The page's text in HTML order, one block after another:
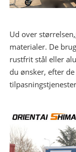
Ud over størrelsen,
materialer. De
rustfrit stål eller
du ønsker, efter